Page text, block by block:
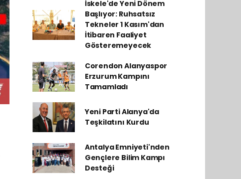
İskele'de Yeni Dönem
Başlıyor: Ruhsatsız
Tekneler 1 Kasım'dan
İtibaren Faaliyet
Gösteremeyecek
Corendon Alanyaspor
Erzurum Kampını
Tamamladı
Yeni Parti Alanya'da
Teşkilatını Kurdu
Antalya Emniyeti'nden
Gençlere Bilim Kampı
Desteği